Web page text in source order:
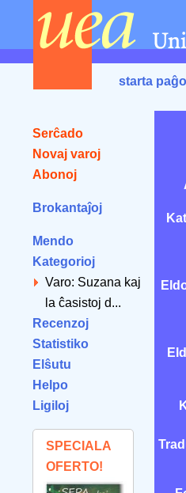
starta paĝo
Serĉado
Novaj varoj
Abonoj
Brokantaĵoj
Mendo
Kategorioj
Varo: Suzana kaj
la ĉasistoj d...
Recenzoj
Statistiko
Elŝutu
Helpo
Ligiloj
SPECIALA
OFERTO!